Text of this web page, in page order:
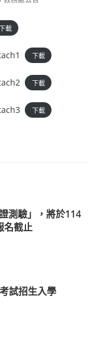
載
下載
下載
下載
測驗」，將於114
名截止
試招生入學